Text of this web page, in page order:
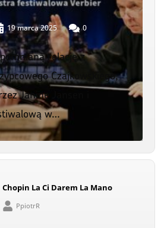
19 marca 2025 0
relację z
Czajkowskiego,
Janine Jansen i
w…
Chopin La Ci Darem La Mano
PpiotrR